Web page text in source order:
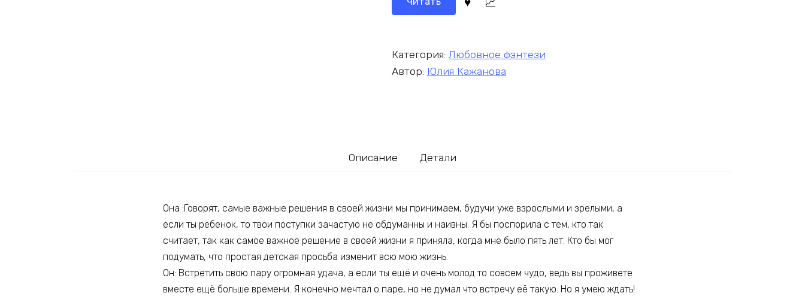
Категория: Любовное фэнтези
Автор: Юлия Кажанова
Описание Детали
Она :Говорят, самые важные решения в своей жизни мы принимаем, будучи уже взрослыми и зрелыми, а
если ты ребенок, то твои поступки зачастую не обдуманны и наивны. Я бы поспорила с тем, кто так
считает, так как самое важное решение в своей жизни я приняла, когда мне было пять лет. Кто бы мог
подумать, что простая детская просьба изменит всю мою жизнь.
Он: Встретить свою пару огромная удача, а если ты ещё и очень молод то совсем чудо, ведь вы проживете
вместе ещё больше времени. Я конечно мечтал о паре, но не думал что встречу её такую. Но я умею ждать!